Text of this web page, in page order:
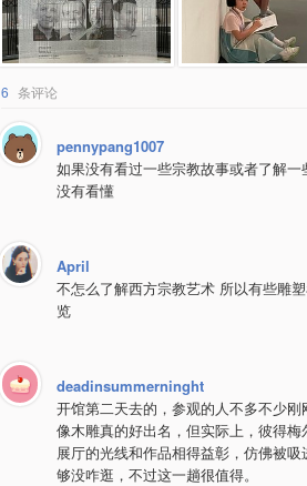
6 条评论
pennypang1007
如果没有看过一些宗教故事或者了解
没有看懂
April
不怎么了解西方宗教艺术 所以有些雕
览
deadinsummerninght
开馆第二天去的，参观的人不多不少
像木雕真的好出名，但实际上，彼得梅
展厅的光线和作品相得益彰，仿佛被
够没咋逛，不过这一趟很值得。